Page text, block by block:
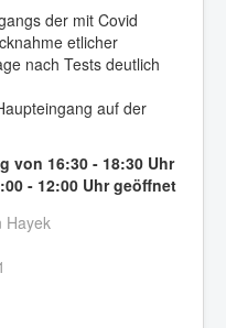
der mit Covid
etlicher
nach Tests deutlich
auf der
von 16:30 - 18:30 Uhr
- 12:00 Uhr geöffnet
Hayek